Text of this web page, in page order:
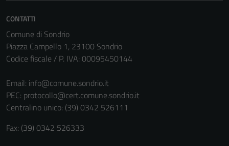
CONTATTI
Comune di Sondrio
Piazza Campello 1, 23100 Sondrio
Codice fiscale / P. IVA: 00095450144
Email: info@comune.sondrio.it
PEC: protocollo@cert.comune.sondrio.it
Centralino unico: (39) 0342 526111
Fax: (39) 0342 526333